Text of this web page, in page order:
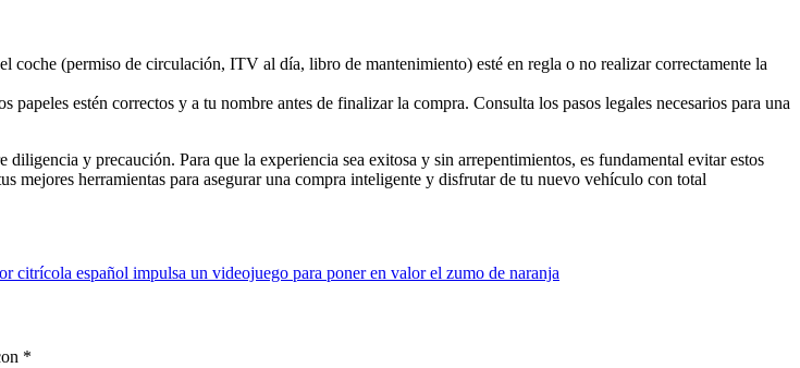
(permiso de circulación, ITV al día, libro de mantenimiento) esté en regla o no realizar correctamente la
estén correctos y a tu nombre antes de finalizar la compra. Consulta los pasos legales necesarios para una
diligencia y precaución. Para que la experiencia sea exitosa y sin arrepentimientos, es fundamental evitar estos
herramientas para asegurar una compra inteligente y disfrutar de tu nuevo vehículo con total
citrícola español impulsa un videojuego para poner en valor el zumo de naranja
*